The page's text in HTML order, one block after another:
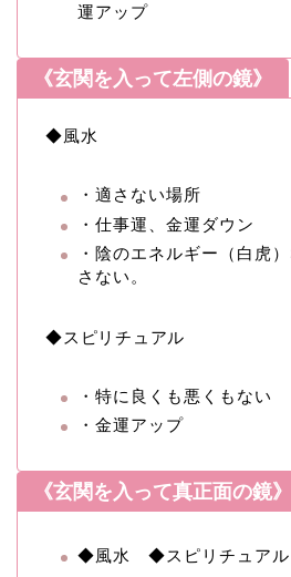
運アップ
《玄関を入って左側の鏡》
◆風水
・適さない場所
・仕事運、金運ダウン
・陰のエネルギー（白虎
さない。
◆スピリチュアル
・特に良くも悪くもない
・金運アップ
《玄関を入って真正面の鏡》
◆風水 ◆スピリチュアル